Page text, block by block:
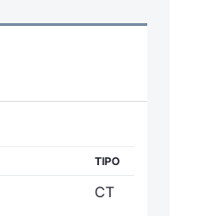
TIPO
CT